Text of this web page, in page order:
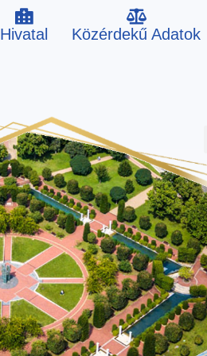
Hivatal Közérdekű Adatok